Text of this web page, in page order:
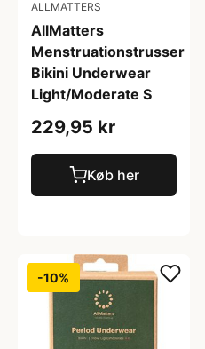
ALLMATTERS
AllMatters
Menstruationstrusser
Bikini Underwear
Light/Moderate S
229,95 kr
Køb her
-10%